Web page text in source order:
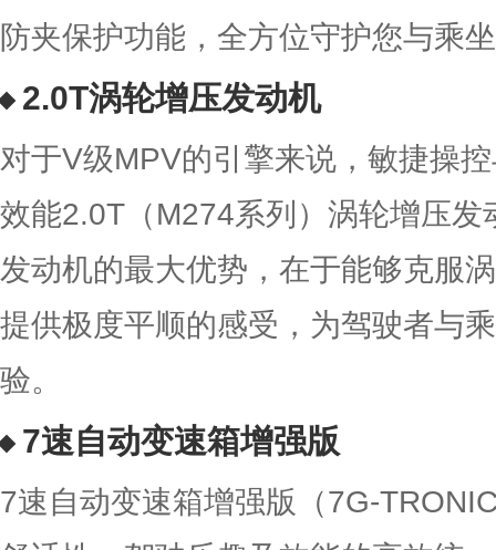
防夹保护功能，全方位守护您与乘
2.0T涡轮增压发动机
对于V级MPV的引擎来说，敏捷操
效能2.0T（M274系列）涡轮增压
发动机的最大优势，在于能够克服
提供极度平顺的感受，为驾驶者与
验。
7速自动变速箱增强版
7速自动变速箱增强版（7G-